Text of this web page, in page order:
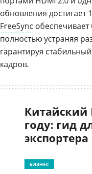
обновления достигает
FreeSync
полностью устраняя
гарантируя
кадров.
Китайский
году: гид
экспортера
БИЗНЕС